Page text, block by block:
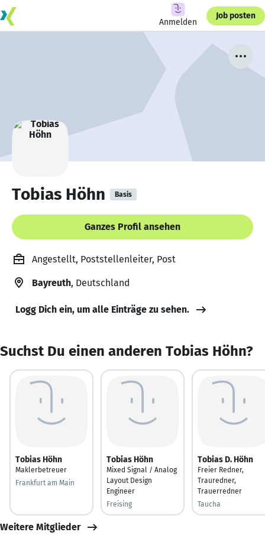
Anmelden
Job posten
Tobias Höhn Basis
Ganzes Profil ansehen
Angestellt, Poststellenleiter, Post
Bayreuth, Deutschland
Logg Dich ein, um alle Einträge zu sehen.
Suchst Du einen anderen Tobias Höhn?
Tobias Höhn
Maklerbetreuer
Frankfurt am Main
Tobias Höhn
Mixed Signal / Analog
Layout Design
Engineer
Freising
Tobias D. Höhn
Freier Redner,
Trauredner,
Trauerredner
Taucha
Weitere Mitglieder